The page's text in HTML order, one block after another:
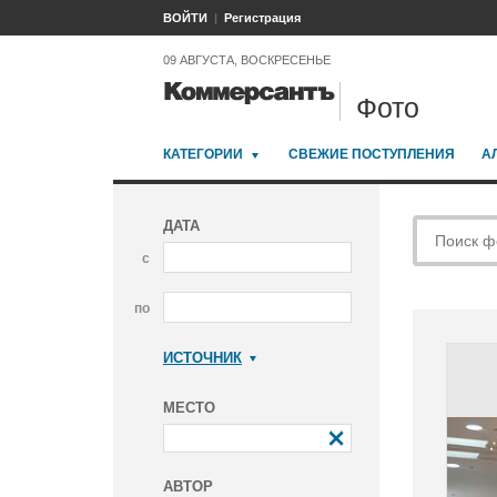
ВОЙТИ Регистрация
09 АВГУСТА, ВОСКРЕСЕНЬЕ
Фото
КАТЕГОРИИ СВЕЖИЕ ПОСТУПЛЕНИЯ
ДАТА
с
по
ИСТОЧНИК
МЕСТО
АВТОР